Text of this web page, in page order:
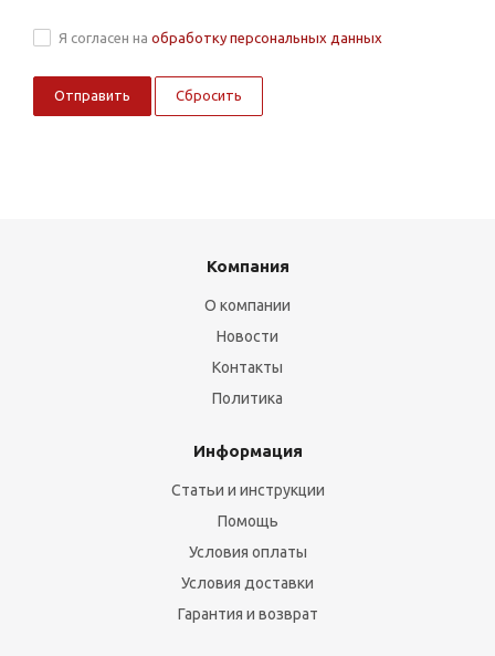
Я согласен на обработку персональных данных
Сбросить
Компания
О компании
Новости
Контакты
Политика
Информация
Статьи и инструкции
Помощь
Условия оплаты
Условия доставки
Гарантия и возврат